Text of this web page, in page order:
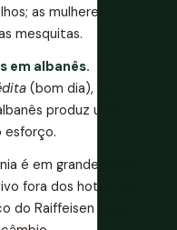
as mulheres
mesquitas.
em albanês.
(bom dia),
produz uma
esforço.
é em grande parte
fora dos hotéis de
do Raiffeisen Bank